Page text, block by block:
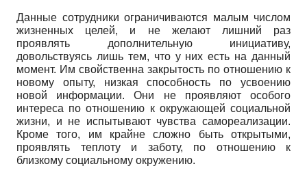
Данные сотрудники ограничиваются малым числом
жизненных целей, и не желают лишний раз
проявлять дополнительную инициативу,
довольствуясь лишь тем, что у них есть на данный
момент. Им свойственна закрытость по отношению к
новому опыту, низкая способность по усвоению
новой информации. Они не проявляют особого
интереса по отношению к окружающей социальной
жизни, и не испытывают чувства самореализации.
Кроме того, им крайне сложно быть открытыми,
проявлять теплоту и заботу, по отношению к
близкому социальному окружению.